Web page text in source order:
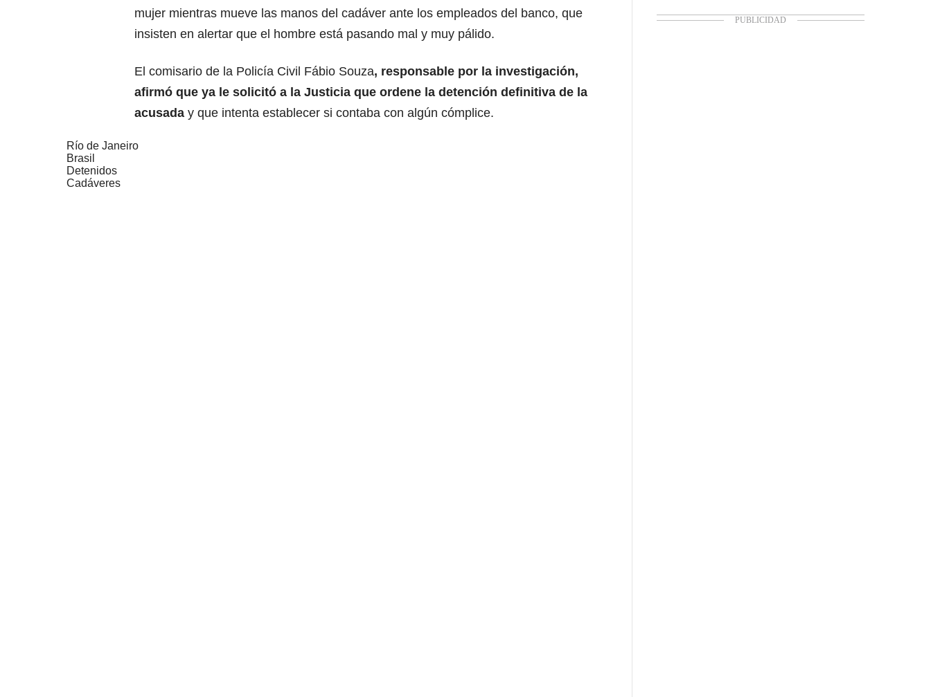
mujer mientras mueve las manos del cadáver ante los empleados del banco, que
insisten en alertar que el hombre está pasando mal y muy pálido.
El comisario de la Policía Civil Fábio Souza, responsable por la investigación,
afirmó que ya le solicitó a la Justicia que ordene la detención definitiva de la
acusada y que intenta establecer si contaba con algún cómplice.
Río de Janeiro
Brasil
Detenidos
Cadáveres